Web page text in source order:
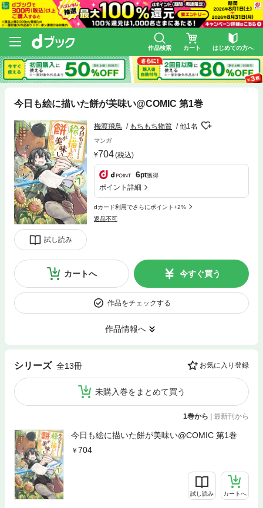
作品検索 カート はじめての方へ
今日も絵に描いた餅が美味い@COMIC 第1巻
試し読み
梅渡飛鳥 もちもち物質 他1名
マンガ
704(税込)
6pt獲得
ポイント詳細
dカード利用でさらにポイント+2%
返品不可
カートへ 今すぐ買う
作品をチェックする
作品情報へ
シリーズ 全13冊 お気に入り登録
未購入巻をまとめて買う
1巻から | 最新刊から
今日も絵に描いた餅が美味い@COMIC 第1巻
704
試し読み カートへ